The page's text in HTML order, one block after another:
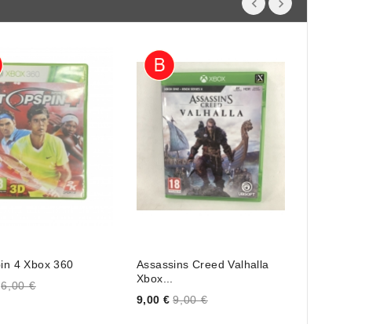
4 Xbox 360
6,00 €
Assassins Creed Valhalla
Xbox...
Price
9,00 € 9,00 €